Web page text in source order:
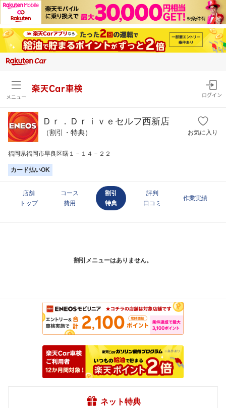
メニュー
楽天Car車検
ログイン
Ｄｒ．Ｄｒｉｖｅセルフ西新店
（割引・特典） お気に入り
福岡県福岡市早良区曙１－１４－２２
カード払いOK
店舗
トップ
コース
費用
割引
特典
評判
口コミ
作業実績
割引メニューはありません。
ネット特典